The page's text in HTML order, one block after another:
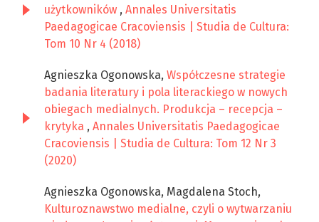
użytkowników , Annales Universitatis
Paedagogicae Cracoviensis | Studia de Cultura:
Tom 10 Nr 4 (2018)
Agnieszka Ogonowska, Współczesne strategie
badania literatury i pola literackiego w nowych
obiegach medialnych. Produkcja – recepcja –
krytyka , Annales Universitatis Paedagogicae
Cracoviensis | Studia de Cultura: Tom 12 Nr 3
(2020)
Agnieszka Ogonowska, Magdalena Stoch,
Kulturoznawstwo medialne, czyli o wytwarzaniu